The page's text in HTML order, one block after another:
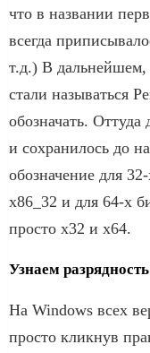
что в названии
всегда
т.д.) В дальнейшем,
стали называться
обозначать. Оттуда
и сохранилось до
обозначение для
x86_32 и для 64-х
просто x32 и x64.
Узнаем
На Windows всех
просто кликнув